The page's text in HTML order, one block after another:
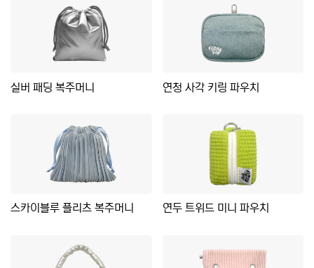
실버 패딩 복주머니 연청 사각 키링 파우치
스카이블루 플리츠 복주머니 연두 트위드 미니 파우치